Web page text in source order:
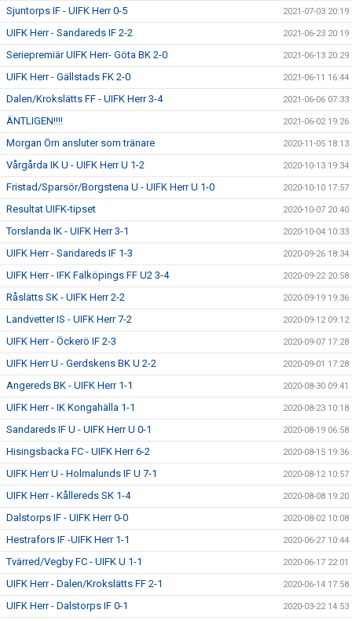
Sjuntorps IF - UIFK Herr 0-5 2021-07-03 20:19
UIFK Herr - Sandareds IF 2-2 2021-06-23 20:19
Seriepremiär UIFK Herr- Göta BK 2-0 2021-06-13 20:29
UIFK Herr - Gällstads FK 2-0 2021-06-11 16:44
Dalen/Krokslätts FF - UIFK Herr 3-4 2021-06-06 07:33
ÄNTLIGEN!!!! 2021-06-02 19:26
Morgan Örn ansluter som tränare 2020-11-05 18:13
Vårgårda IK U - UIFK Herr U 1-2 2020-10-13 19:34
Fristad/Sparsör/Borgstena U - UIFK Herr U 1-0 2020-10-10 17:57
Resultat UIFK-tipset 2020-10-07 20:40
Torslanda IK - UIFK Herr 3-1 2020-10-04 10:33
UIFK Herr - Sandareds IF 1-3 2020-09-26 18:34
UIFK Herr - IFK Falköpings FF U2 3-4 2020-09-22 20:58
Råslätts SK - UIFK Herr 2-2 2020-09-19 19:36
Landvetter IS - UIFK Herr 7-2 2020-09-12 09:12
UIFK Herr - Öckerö IF 2-3 2020-09-07 17:28
UIFK Herr U - Gerdskens BK U 2-2 2020-09-01 17:28
Angereds BK - UIFK Herr 1-1 2020-08-30 09:41
UIFK Herr - IK Kongahälla 1-1 2020-08-23 10:18
Sandareds IF U - UIFK Herr U 0-1 2020-08-19 06:58
Hisingsbacka FC - UIFK Herr 6-2 2020-08-15 19:36
UIFK Herr U - Holmalunds IF U 7-1 2020-08-12 10:57
UIFK Herr - Kållereds SK 1-4 2020-08-08 19:20
Dalstorps IF - UIFK Herr 0-0 2020-08-02 10:08
Hestrafors IF -UIFK Herr 1-1 2020-06-27 10:44
Tvärred/Vegby FC - UIFK U 1-1 2020-06-17 22:01
UIFK Herr - Dalen/Krokslätts FF 2-1 2020-06-14 17:58
UIFK Herr - Dalstorps IF 0-1 2020-03-22 14:53